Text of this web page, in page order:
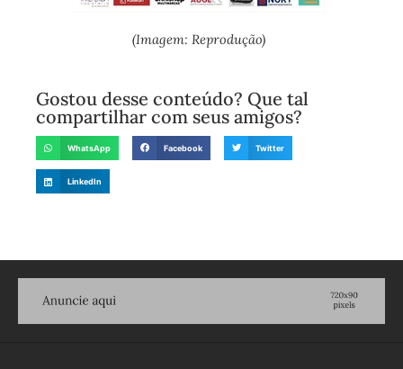
(Imagem: Reprodução)
Gostou desse conteúdo? Que tal
compartilhar com seus amigos?
WhatsApp Facebook Twitter
LinkedIn